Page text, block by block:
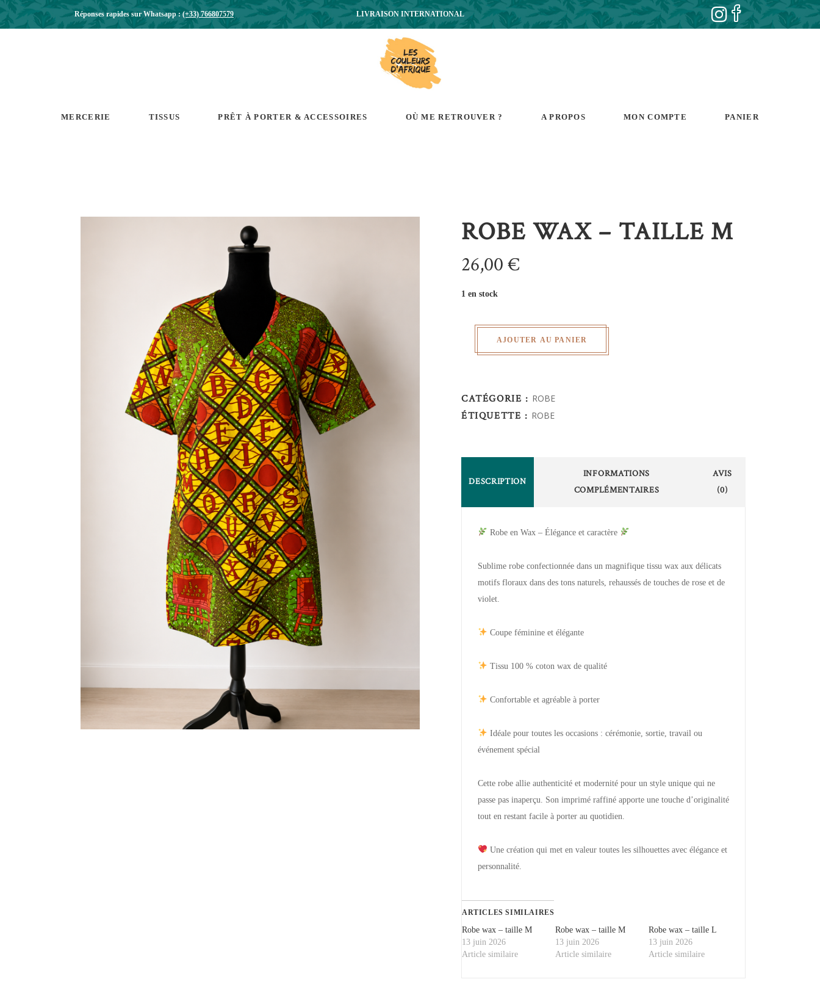
Réponses rapides sur Whatsapp :(+33) 766807579 LIVRAISON INTERNATIONAL
MERCERIE TISSUS PRÊT À PORTER & ACCESSOIRES OÙ ME RETROUVER ? A PROPOS MON COMPTE PANIER
ROBE WAX – TAILLE M
26,00€
1 en stock
AJOUTER AU PANIER
CATÉGORIE : ROBE
ÉTIQUETTE : ROBE
DESCRIPTION
INFORMATIONS
COMPLÉMENTAIRES
AVIS
(0)
Robe en Wax – Élégance et caractère
Sublime robe confectionnée dans un magnifique tissu wax aux délicats
motifs floraux dans des tons naturels, rehaussés de touches de rose et de
violet.
Coupe féminine et élégante
Tissu 100 % coton wax de qualité
Confortable et agréable à porter
Idéale pour toutes les occasions : cérémonie, sortie, travail ou
événement spécial
Cette robe allie authenticité et modernité pour un style unique qui ne
passe pas inaperçu. Son imprimé raffiné apporte une touche d’originalité
tout en restant facile à porter au quotidien.
Une création qui met en valeur toutes les silhouettes avec élégance et
personnalité.
ARTICLES SIMILAIRES
Robe wax – taille M
13 juin 2026
Article similaire
Robe wax – taille M
13 juin 2026
Article similaire
Robe wax – taille L
13 juin 2026
Article similaire